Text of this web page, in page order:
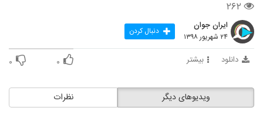
۲۶۲
ایران جوان
۲۴ شهریور ۱۳۹۸ دنبال کردن
دانلود بیشتر ۰ ۰
نظرات ویدیوهای دیگر